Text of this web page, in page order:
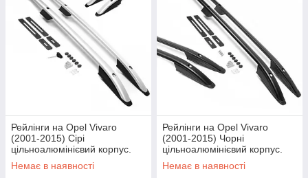
Рейлінги на Opel Vivaro
(2001-2015) Сірі
цільноалюмінієвий корпус.
На 80 кг. Дуги на дах. Модель
Skyport/
Немає в наявності
Рейлінги на Opel Vivaro
(2001-2015) Чорні
цільноалюмінієвий корпус.
На 80 кг. Дуги на дах. Модель
Skyport/
Немає в наявності